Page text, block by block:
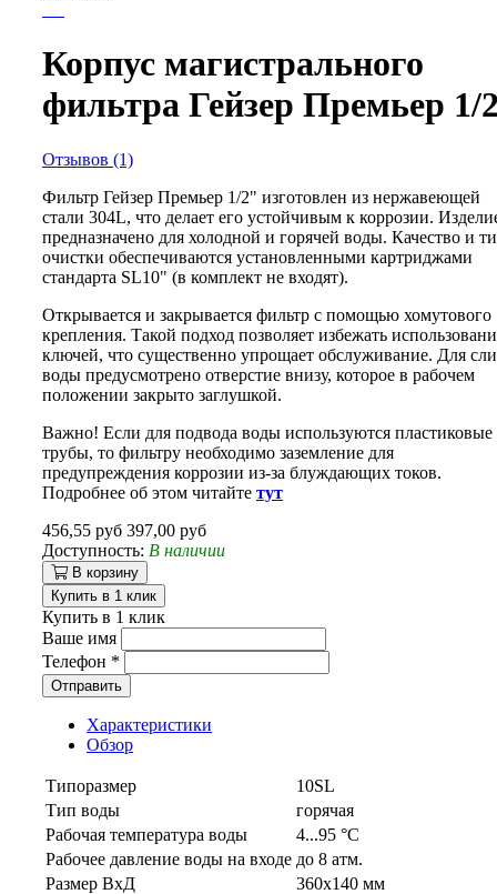
Корпус магистрального
фильтра Гейзер Премьер 1/
Отзывов (1)
Фильтр Гейзер Премьер 1/2" изготовлен из нержавеющей
стали 304L, что делает его устойчивым к коррозии.
предназначено для холодной и горячей воды. Качество и
очистки обеспечиваются установленными картриджами
стандарта SL10" (в комплект не входят).
Открывается и закрывается фильтр с помощью хомутового
крепления. Такой подход позволяет избежать
ключей, что существенно упрощает обслуживание. Для
воды предусмотрено отверстие внизу, которое в рабочем
положении закрыто заглушкой.
Важно! Если для подвода воды используются пластиковые
трубы, то фильтру необходимо заземление для
предупреждения коррозии из-за блуждающих токов.
Подробнее об этом читайте тут
456,55 руб 397,00 руб
Доступность: В наличии
В корзину
Купить в 1 клик
Купить в 1 клик
Ваше имя
Телефон *
Отправить
Характеристики
Обзор
Типоразмер
10SL
Тип воды
горячая
Рабочая температура воды
4...95 °C
Рабочее давление воды на входе до 8 атм.
Размер ВxД
360x140 мм